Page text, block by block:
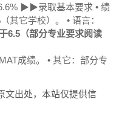
▶▶录取基本要求 • 绩
其它学校）。 • 语言：
6.5（部分专业要求阅读
成绩。 • 其它：部分专
文出处，本站仅提供信